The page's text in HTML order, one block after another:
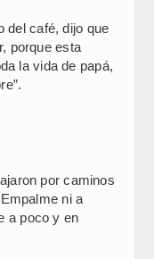
del café, dijo que
porque esta
la vida de papá,
por caminos
ni a
a poco y en